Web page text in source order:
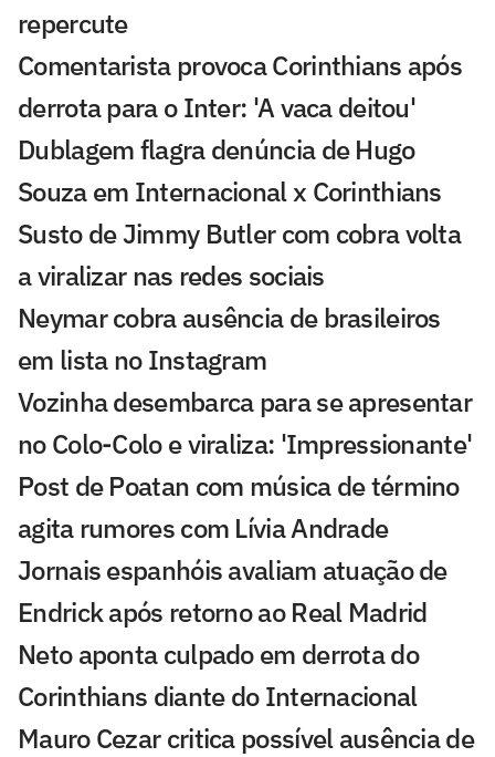
repercute
Comentarista provoca Corinthians após
derrota para o Inter: 'A vaca deitou'
Dublagem flagra denúncia de Hugo
Souza em Internacional x Corinthians
Susto de Jimmy Butler com cobra volta
a viralizar nas redes sociais
Neymar cobra ausência de brasileiros
em lista no Instagram
Vozinha desembarca para se apresentar
no Colo-Colo e viraliza: 'Impressionante'
Post de Poatan com música de término
agita rumores com Lívia Andrade
Jornais espanhóis avaliam atuação de
Endrick após retorno ao Real Madrid
Neto aponta culpado em derrota do
Corinthians diante do Internacional
Mauro Cezar critica possível ausência de